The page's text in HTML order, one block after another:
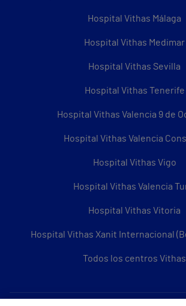
Hospital Vithas Málaga
Hospital Vithas Medimar
Hospital Vithas Sevilla
Hospital Vithas Tenerife
Hospital Vithas Valencia 9 de
Hospital Vithas Valencia
Hospital Vithas Vigo
Hospital Vithas Valencia
Hospital Vithas Vitoria
Hospital Vithas Xanit Internacional
Todos los centros Vithas